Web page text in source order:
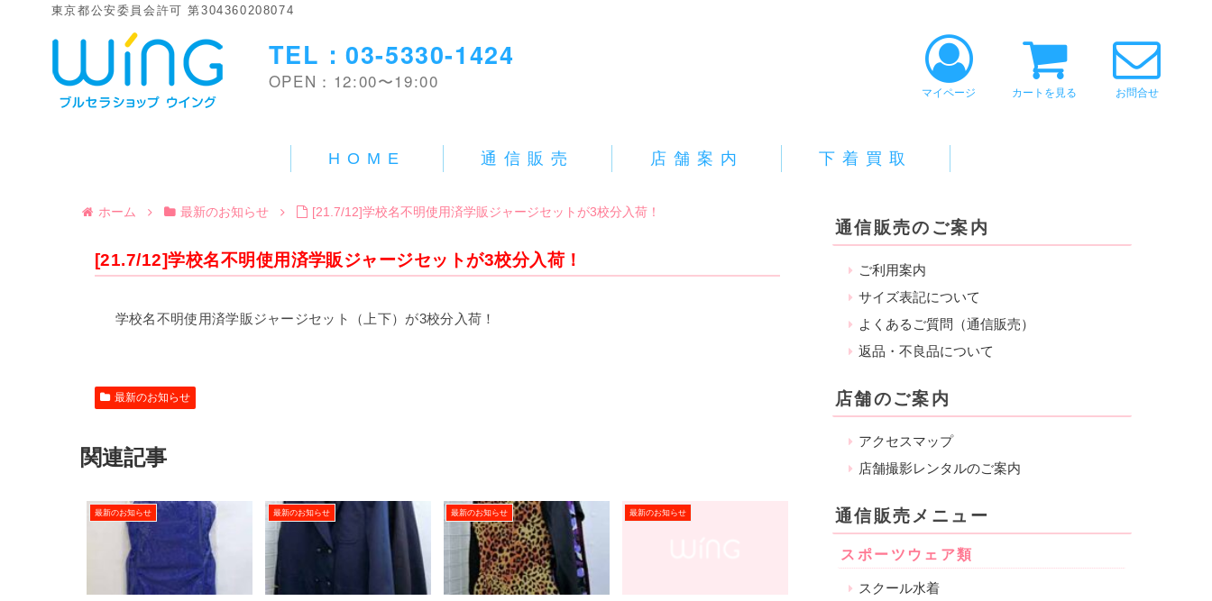
東京都公安委員会許可 第304360208074
TEL：03-5330-1424
OPEN：12:00〜19:00
マイページ カートを見る お問合せ
HOME 通信販売 店舗案内 下着買取
ホーム 最新のお知らせ [21.7/12]学校名不明使用済学販ジャージセットが3校分入荷！
[21.7/12]学校名不明使用済学販ジャージセットが3校分入荷！
学校名不明使用済学販ジャージセット（上下）が3校分入荷！
最新のお知らせ
関連記事
最新のお知らせ 最新のお知らせ 最新のお知らせ 最新のお知らせ
通信販売のご案内
ご利用案内
サイズ表記について
よくあるご質問（通信販売）
返品・不良品について
店舗のご案内
アクセスマップ
店舗撮影レンタルのご案内
通信販売メニュー
スポーツウェア類
スクール水着